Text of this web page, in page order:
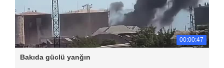
00:00:47
Bakıda güclü yanğın